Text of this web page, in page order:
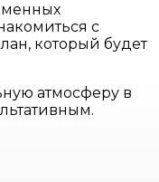
с
который будет
атмосферу в